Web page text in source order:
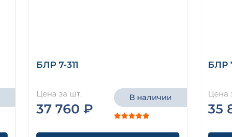
БЛР 7-311
Цена за шт.
37 760 ₽
В наличии
БЛР
Цена
35